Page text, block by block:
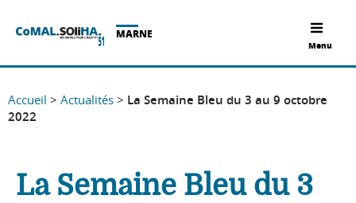
Menu
MARNE
Accueil > Actualités > La Semaine Bleu du 3 au 9 octobre
2022
La Semaine Bleu du 3